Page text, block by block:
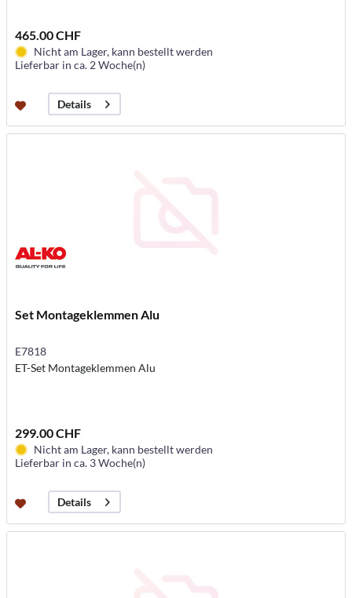
465.00 CHF
Nicht am Lager, kann bestellt werden
Lieferbar in ca. 2 Woche(n)
Details
Set Montageklemmen Alu
E7818
ET-Set Montageklemmen Alu
299.00 CHF
Nicht am Lager, kann bestellt werden
Lieferbar in ca. 3 Woche(n)
Details